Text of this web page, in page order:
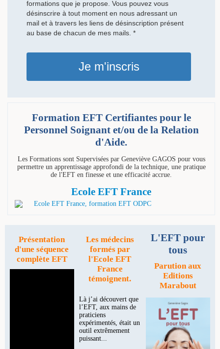
formations que je propose. Vous pouvez vous
désinscrire à tout moment en nous adressant un
mail et à travers les liens de désinscription présent
au base de chacun de mes mails. *
Je m'inscris
Formation EFT Certifiantes pour le
Personnel Soignant et/ou de la Relation
d'Aide.
Les Formations sont Supervisées par Geneviève GAGOS pour vous
permettre un apprentissage approfondi de la technique, une pratique
de l'EFT en finesse et une efficacité accrue.
Ecole EFT France
Présentation
d'une séquence
complète EFT
Les médecins
formés par
l'Ecole EFT
France
témoignent.
Là j’ai découvert que
l’EFT, aux mains de
praticiens
expérimentés, était un
outil extrêmement
puissant...
L'EFT pour
tous
Parution aux
Editions
Marabout